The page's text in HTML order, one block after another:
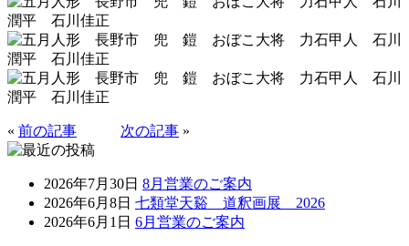
« 前の記事 次の記事 »
2026年7月30日 8月営業のご案内
2026年6月8日 七類堂天谿 道釈画展 2026
2026年6月1日 6月営業のご案内